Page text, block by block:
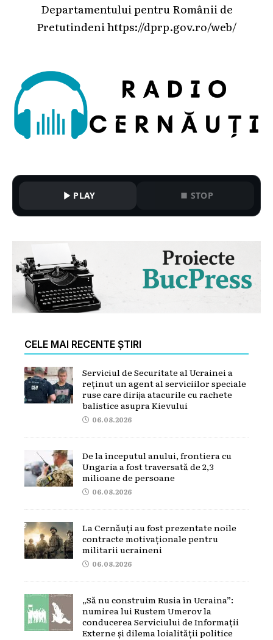
Departamentului pentru Românii de
Pretutindeni https://dprp.gov.ro/web/
PLAY STOP
CELE MAI RECENTE ȘTIRI
Serviciul de Securitate al Ucrainei a
reținut un agent al serviciilor speciale
ruse care dirija atacurile cu rachete
balistice asupra Kievului
06.08.2026
De la începutul anului, frontiera cu
Ungaria a fost traversată de 2,3
milioane de persoane
06.08.2026
La Cernăuți au fost prezentate noile
contracte motivaționale pentru
militarii ucraineni
06.08.2026
„Să nu construim Rusia în Ucraina”:
numirea lui Rustem Umerov la
conducerea Serviciului de Informații
Externe și dilema loialității politice